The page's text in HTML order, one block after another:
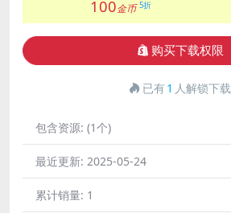
100金币 5折
购买下载权限
已有1 人解锁下载
包含资源: (1个)
最近更新: 2025-05-24
累计销量: 1